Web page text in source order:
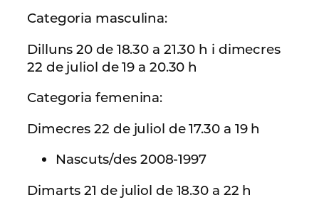
Categoria masculina:
Dilluns 20 de 18.30 a 21.30 h i dimecres
22 de juliol de 19 a 20.30 h
Categoria femenina:
Dimecres 22 de juliol de 17.30 a 19 h
Nascuts/des 2008-1997
Dimarts 21 de juliol de 18.30 a 22 h